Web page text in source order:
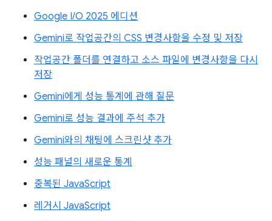
Google I/O 2025 에디션
Gemini로 작업공간의 CSS 변경사항을 수정 및 저장
작업공간 폴더를 연결하고 소스 파일에 변경사항을 다시
저장
Gemini에게 성능 통계에 관해 질문
Gemini로 성능 결과에 주석 추가
Gemini와의 채팅에 스크린샷 추가
성능 패널의 새로운 통계
중복된 JavaScript
레거시 JavaScript